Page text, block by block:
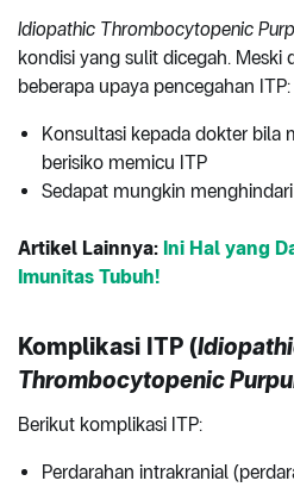
Idiopathic Thrombocytopenic
kondisi yang sulit dicegah. Meski
beberapa upaya pencegahan ITP:
Konsultasi kepada dokter bila
berisiko memicu ITP
Sedapat mungkin
Artikel Lainnya: Ini Hal yang
Imunitas Tubuh!
Komplikasi ITP (
Thrombocytopenic
Berikut komplikasi ITP:
Perdarahan intrakranial